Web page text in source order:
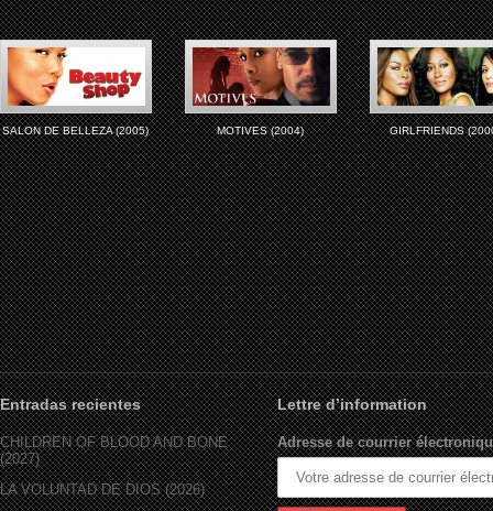
SALON DE BELLEZA (2005) MOTIVES (2004) GIRLFRIENDS
Entradas recientes
CHILDREN OF BLOOD AND BONE
(2027)
LA VOLUNTAD DE DIOS (2026)
Lettre d’information
Adresse de courrier